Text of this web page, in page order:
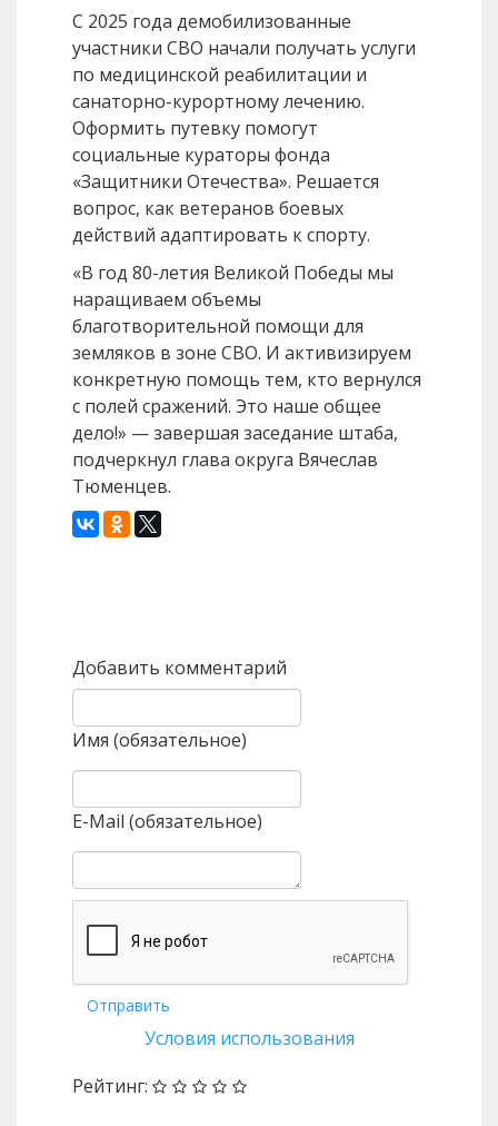
С 2025 года демобилизованные
участники СВО начали получать услуги
по медицинской реабилитации и
санаторно-курортному лечению.
Оформить путевку помогут
социальные кураторы фонда
«Защитники Отечества». Решается
вопрос, как ветеранов боевых
действий адаптировать к спорту.
«В год 80-летия Великой Победы мы
наращиваем объемы
благотворительной помощи для
земляков в зоне СВО. И активизируем
конкретную помощь тем, кто вернулся
с полей сражений. Это наше общее
дело!» — завершая заседание штаба,
подчеркнул глава округа Вячеслав
Тюменцев.
Добавить комментарий
Имя (обязательное)
E-Mail (обязательное)
Отправить
Условия использования
Рейтинг: